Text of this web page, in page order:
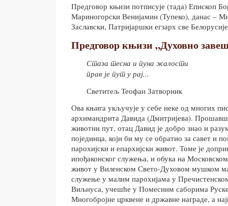
Предговор књизи потписује (тада) Епископ
Мариногорски Венијамин (Тупеко), данас –
Заславски, Патријаршки егзарх све
Предговор књизи „Духовно
Стаза тесна и пуна жалости
прав је пут у рај...
Светитељ Теофан Затворник
Ова књига укључује у себе неке од многих
архимандрита Давида (Дмитријева).
животни пут, отац Давид је добро знао и
појединца, који би му се обратио за савет и
парохијски и епархијски живот. Томе је
ипођаконског служења, и обука на
живот у Виленском Свето-Духовом мушком
служење у малим парохијама у
Виљнуса, учешће у Помесним саборима
Многобројне црквене и државне награде, а